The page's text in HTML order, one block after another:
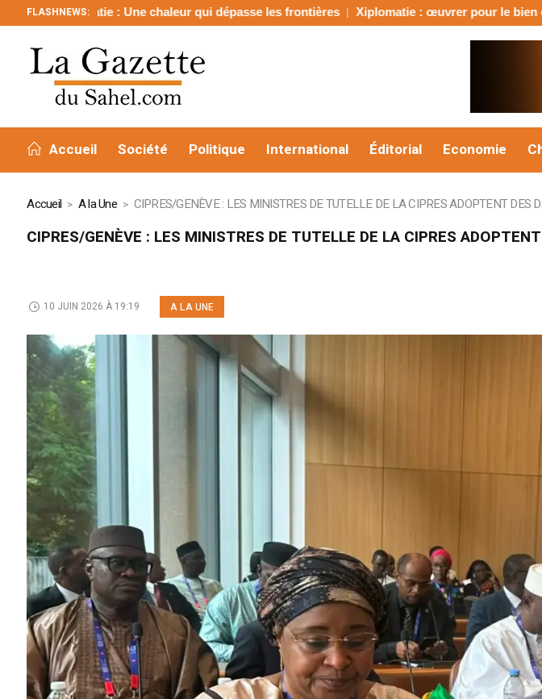
FLASHNEWS:
chaleur qui dépasse les frontières Xiplomatie : œuvrer pour le bien commun de tous
Accueil Société Politique International Éditorial Economie
Accueil A la Une CIPRES/GENÈVE : LES MINISTRES DE TUTELLE DE LA CIPRES ADOPTENT DES
CIPRES/GENÈVE : LES MINISTRES DE TUTELLE DE LA CIPRES
A LA UNE
10 JUIN 2026 À 19:19